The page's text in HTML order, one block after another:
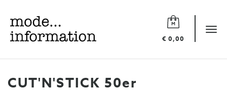
€ 0,00
Mode
information
CUT'N'STICK 50er